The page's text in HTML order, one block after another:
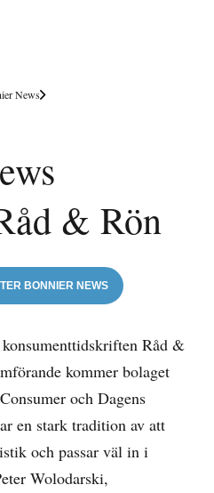
News
& Rön
BONNIER NEWS
Råd &
kommer bolaget
och Dagens
en stark tradition av att
och passar väl in i
Wolodarski,